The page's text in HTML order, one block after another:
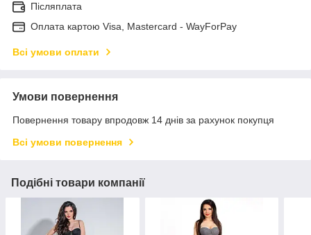
Післяплата
Оплата картою Visa, Mastercard - WayForPay
Всі умови оплати
Умови повернення
Повернення товару впродовж 14 днів за рахунок покупця
Всі умови повернення
Подібні товари компанії